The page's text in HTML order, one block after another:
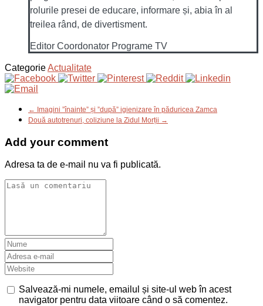
rolurile presei de educare, informare și, abia în al
treilea rând, de divertisment.
Editor Coordonator Programe TV
CategorieActualitate
← Imagini ”înainte” și ”după” igienizare în păduricea Zamca
Două autotrenuri, coliziune la Zidul Morții →
Add your comment
Adresa ta de e-mail nu va fi publicată.
Salvează-mi numele, emailul și site-ul web în acest
navigator pentru data viitoare când o să comentez.